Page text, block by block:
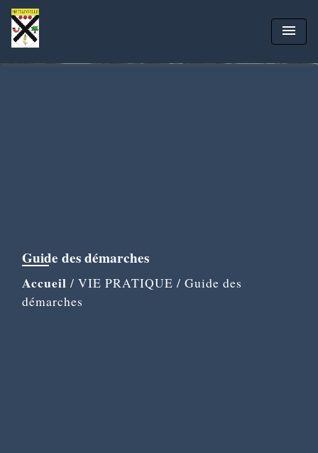
menu
Guide des démarches
Accueil / VIE PRATIQUE / Guide des
démarches